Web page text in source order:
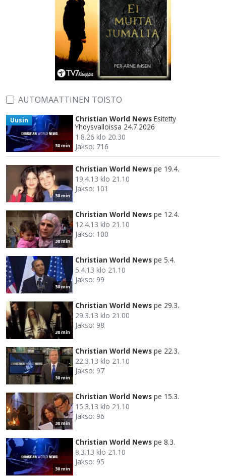
AUTOMAATTINEN TOISTO
30 min
Uusin Christian World News Esitetty
Yhdysvalloissa 24.7.2026
1.8.26 klo 20.30
Jakso: 716
30 min
Christian World News pe 19.4.
19.4.13 klo 21.10
Jakso: 101
30 min
Christian World News pe 12.4.
12.4.13 klo 21.10
Jakso: 100
30 min
Christian World News pe 5.4.
5.4.13 klo 21.10
Jakso: 99
30 min
Christian World News pe 29.3.
29.3.13 klo 21.00
Jakso: 98
30 min
Christian World News pe 22.3.
22.3.13 klo 21.10
Jakso: 97
30 min
Christian World News pe 15.3.
15.3.13 klo 21.10
Jakso: 96
30 min
Christian World News pe 8.3.
8.3.13 klo 21.10
Jakso: 95